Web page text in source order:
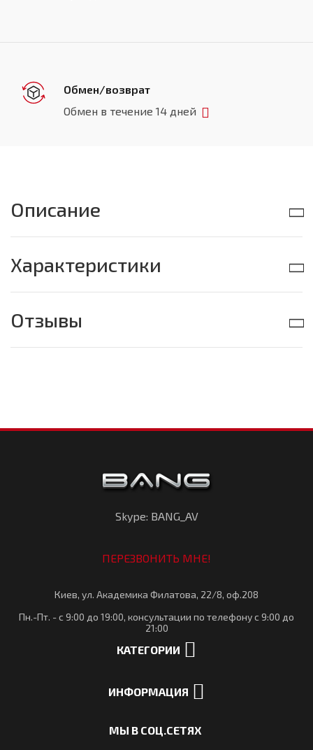
Обмен/возврат
Обмен в течение 14 дней
Описание
Характеристики
Отзывы
Skype: BANG_AV
ПЕРЕЗВОНИТЬ МНЕ!
Киев, ул. Академика Филатова, 22/8, оф.208
Пн.-Пт. - с 9:00 до 19:00, консультации по телефону с 9:00 до
21:00
КАТЕГОРИИ
ИНФОРМАЦИЯ
МЫ В СОЦ.СЕТЯХ